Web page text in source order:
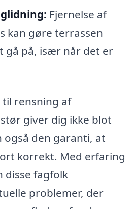
Fjernelse af
kan gøre terrassen
gå på, især når det er
rensning af
giver dig ikke blot
også den garanti, at
korrekt. Med erfaring
disse fagfolk
problemer, der